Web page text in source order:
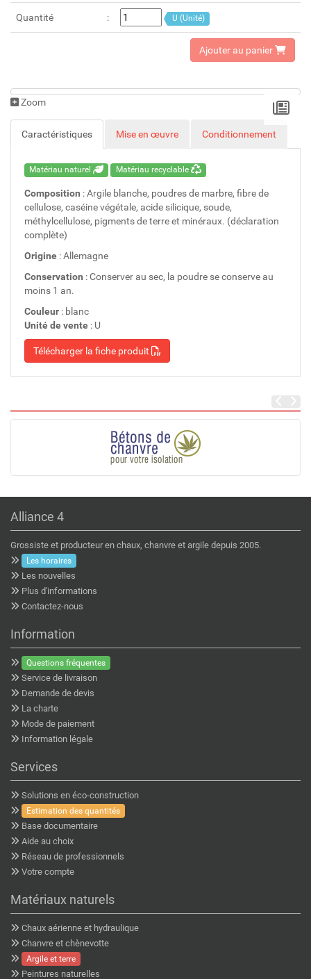
Quantité U (Unité)
Ajouter au panier
Zoom
Caractéristiques Mise en œuvre Conditionnement
Matériau naturel Matériau recyclable
Composition : Argile blanche, poudres de marbre, fibre de
cellulose, caséine végétale, acide silicique, soude,
méthylcellulose, pigments de terre et minéraux. (déclaration
complète)
Origine : Allemagne
Conservation : Conserver au sec, la poudre se conserve au
moins 1 an.
Couleur : blanc
Unité de vente : U
Télécharger la fiche produit
Alliance 4
Grossiste et producteur en chaux, chanvre et argile depuis 2005.
Les horaires
Les nouvelles
Plus d'informations
Contactez-nous
Information
Questions fréquentes
Service de livraison
Demande de devis
La charte
Mode de paiement
Information légale
Services
Solutions en éco-construction
Estimation des quantités
Base documentaire
Aide au choix
Réseau de professionnels
Votre compte
Matériaux naturels
Chaux aérienne et hydraulique
Chanvre et chènevotte
Argile et terre
Peintures naturelles